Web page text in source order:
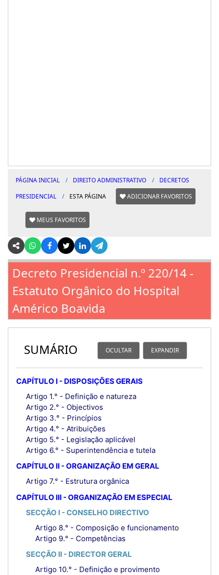
PÁGINA INICIAL DIREITO ADMINISTRATIVO
DECRETOS
PRESIDENCIAL
ESTA PÁGINA ADICIONAR FAVORITOS
MEUS FAVORITOS
Decreto Presidencial n.º 220/14 -
Estatuto Orgânico do Hospital
Américo Boavida
SUMÁRIO OCULTAR EXPANDIR
CAPÍTULO I - DISPOSIÇÕES GERAIS
Artigo 1.° - Definição e natureza
Artigo 2.° - Objectivos
Artigo 3.° - Princípios
Artigo 4.° - Atribuições
Artigo 5.° - Legislação aplicável
Artigo 6.° - Superintendência e tutela
CAPÍTULO II - ORGANIZAÇÃO EM GERAL
Artigo 7.° - Estrutura orgânica
CAPÍTULO III - ORGANIZAÇÃO EM ESPECIAL
SECÇÃO I - CONSELHO DIRECTIVO
Artigo 8.° - Composição e funcionamento
Artigo 9.° - Competências
SECÇÃO II - DIRECTOR GERAL
Artigo 10.° - Definição e provimento